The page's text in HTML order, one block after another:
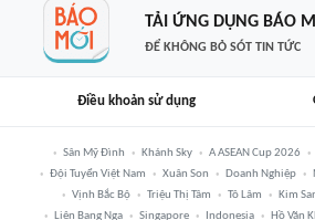
TẢI ỨNG DỤNG BÁO
ĐỂ KHÔNG BỎ SÓT TIN TỨC
Điều khoản sử dụng
Sân Mỹ Đình Khánh Sky A ASEAN Cup 2026
Đội Tuyển Việt Nam
Xuân Son Doanh Nghiệp
Vịnh Bắc Bộ
Triệu Thị Tâm Tô Lâm Kim
Liên Bang Nga
Singapore Indonesia Hồ Văn